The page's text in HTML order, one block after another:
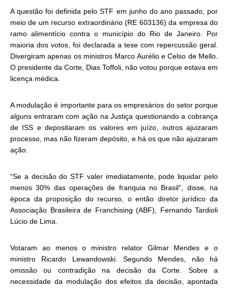
A questão foi definida pelo STF em junho do ano passado, por
meio de um recurso extraordinário (RE 603136) da empresa do
ramo alimentício contra o município do Rio de Janeiro. Por
maioria dos votos, foi declarada a tese com repercussão geral.
Divergiram apenas os ministros Marco Aurélio e Celso de Mello.
O presidente da Corte, Dias Toffoli, não votou porque estava em
licença médica.
A modulação é importante para os empresários do setor porque
alguns entraram com ação na Justiça questionando a cobrança
de ISS e depositaram os valores em juízo, outros ajuizaram
processo, mas não fizeram depósito, e há os que não ajuizaram
ação.
“Se a decisão do STF valer imediatamente, pode liquidar pelo
menos 30% das operações de franquia no Brasil”, disse, na
época da proposição do recurso, o então diretor jurídico da
Associação Brasileira de Franchising (ABF), Fernando Tardioli
Lúcio de Lima.
Votaram ao menos o ministro relator Gilmar Mendes e o
ministro Ricardo Lewandowski. Segundo Mendes, não há
omissão ou contradição na decisão da Corte. Sobre a
necessidade da modulação dos efeitos da decisão, apontada